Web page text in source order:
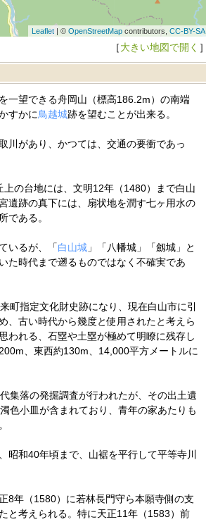
Leaflet| © OpenStreetMapcontributors, CC-BY-SA
［大きい地図で開く ］
一望できる舟岡山（標高186.2m）の南端
すかに鳥越城跡を望むことが出来る。
川があり、かつては、交通の要衝であっ
の台地には、文明12年（1480）まで白山
遺跡の真下には、扇状地を潤す七ヶ用水の
である。
いるが、「白山城」「八幡城」「劔城」と
た時代まで遡るものではなく不確実であ
町指定文化財史跡になり、現在白山市に引
、古い時代から幾度と使用されたと考えら
われる、石塁や土塁が極めて明瞭に残存し
、東西約130m、14,000平方メートルに
集落の発掘調査が行われたが、その出土遺
色小皿が含まれており、青年の家あたりも
昭和40年頃まで、山裾を平行して平等寺川
8年（1580）に若林長門守ら本願寺側の支
と考えられる。特に天正11年（1583）前